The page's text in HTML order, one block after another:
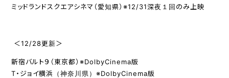
ミッドランドスクエアシネマ（愛知県）※12/31深夜１回のみ上映
＜12/28更新＞
新宿バルト９（東京都）※DolbyCinema版
T・ジョイ横浜（神奈川県）※DolbyCinema版